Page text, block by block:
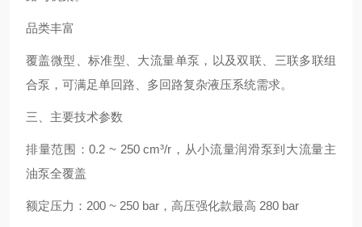
品类丰富
覆盖微型、标准型、大流量单泵，以及双联、三联多联组
合泵，可满足单回路、多回路复杂液压系统需求。
三、主要技术参数
排量范围：0.2 ~ 250 cm³/r，从小流量润滑泵到大流量主
油泵全覆盖
额定压力：200 ~ 250 bar，高压强化款最高 280 bar